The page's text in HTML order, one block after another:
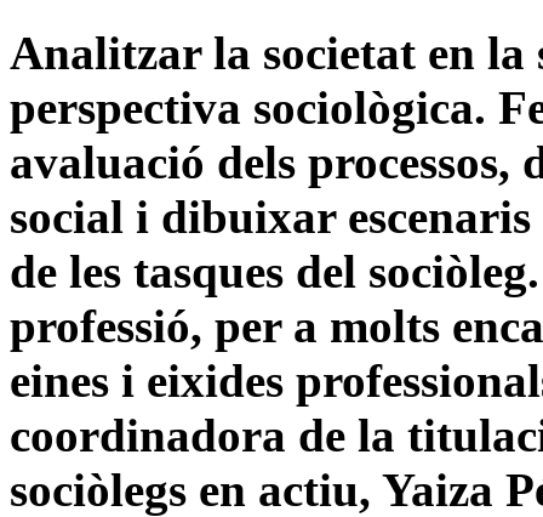
Analitzar la societat en la
perspectiva sociològica.
avaluació dels processos,
social i dibuixar
de les tasques del
professió, per a molts
eines i eixides
coordinadora de la
sociòlegs en actiu, Yaiza